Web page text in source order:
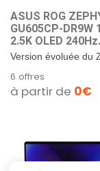
ASUS ROG
GU605CP-DR9W
2.5K OLED 240Hz
(Processeur
Ultra 7 255H,
1TB SSD,
RTX™ 5070,
Home) - Clavier
Version évoluée du
créatif..
6 offres
à partir de 0€